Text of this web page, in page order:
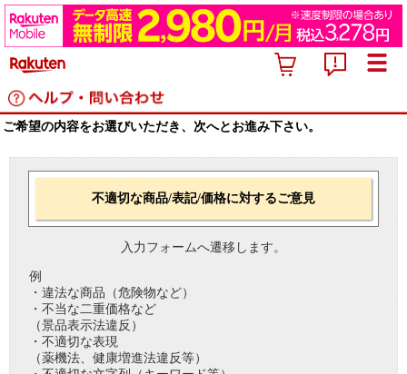
ご希望の内容をお選びいただき、次へとお進み下さい。
不適切な商品/表記/価格に対するご意見
入力フォームへ遷移します。
例
・違法な商品（危険物など）
・不当な二重価格など
（景品表示法違反）
・不適切な表現
（薬機法、健康増進法違反等）